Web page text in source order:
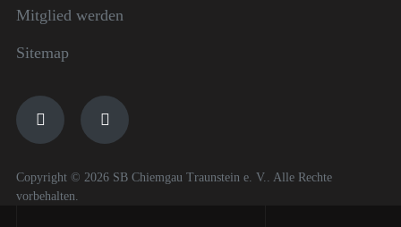
Copyright © 2026 SB Chiemgau Traunstein e. V.. Alle Rechte
vorbehalten.
Mitglied werden
Sitemap